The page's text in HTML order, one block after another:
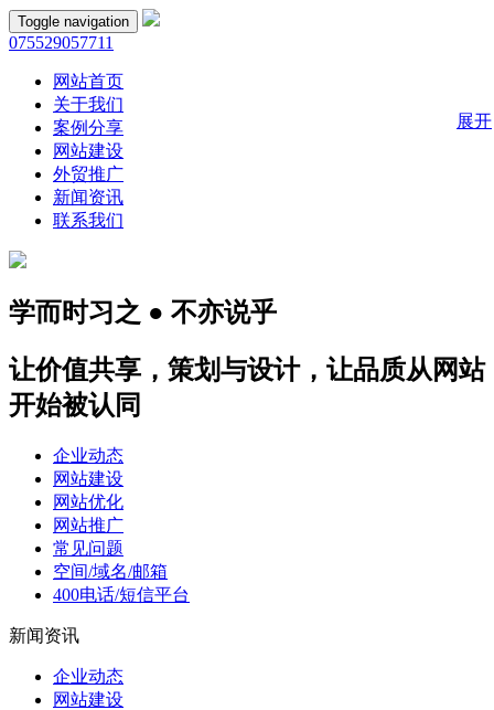
Toggle navigation
075529057711
网站首页
关于我们
案例分享
网站建设
外贸推广
新闻资讯
联系我们
学而时习之 ● 不亦说乎
让价值共享，策划与设计，让品质从网站
开始被认同
企业动态
网站建设
网站优化
网站推广
常见问题
空间/域名/邮箱
400电话/短信平台
新闻资讯
企业动态
网站建设
展开